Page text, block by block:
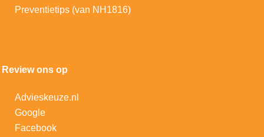
Preventietips (van NH1816)
Review ons op
Advieskeuze.nl
Google
Facebook